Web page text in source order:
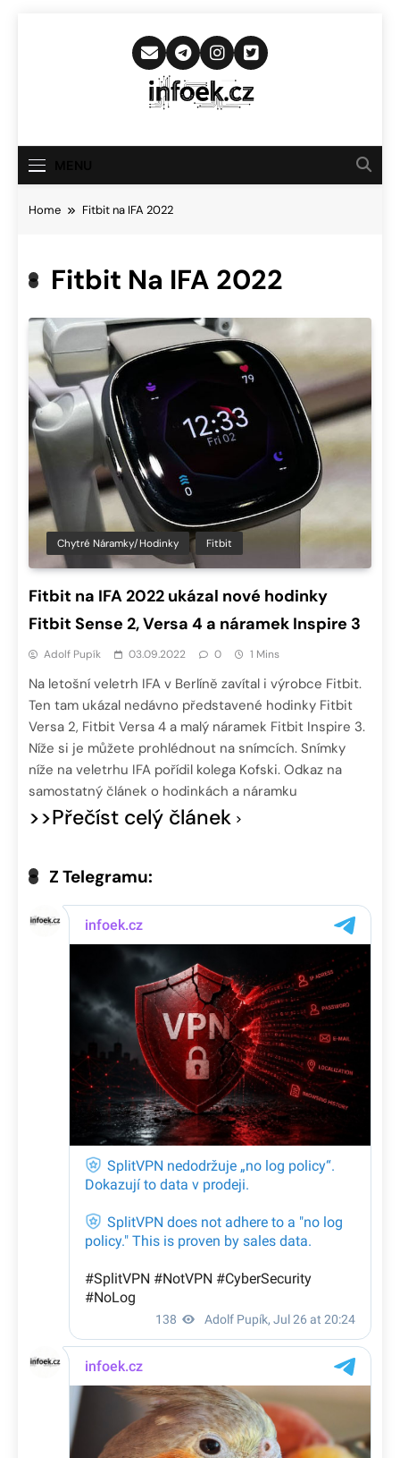
Infoek.cz
Novinkám
Home Fitbit na IFA 2022
Fitbit Na IFA 2022
Chytré Náramky/hodinky Fitbit
Fitbit na IFA 2022 ukázal nové hodinky
Fitbit Sense 2, Versa 4 a náramek Inspire 3
Adolf Pupík 03.09.2022 0 1 Mins
Na letošní veletrh IFA v Berlíně zavítal i výrobce Fitbit.
Ten tam ukázal nedávno představené hodinky Fitbit
Versa 2, Fitbit Versa 4 a malý náramek Fitbit Inspire 3.
Níže si je můžete prohlédnout na snímcích. Snímky
níže na veletrhu IFA pořídil kolega Kofski. Odkaz na
samostatný článek o hodinkách a náramku
>>Přečíst celý článek
Z Telegramu: